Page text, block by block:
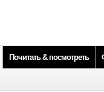
Почитать & посмотреть